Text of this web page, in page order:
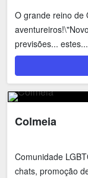
O grande reino de
previsões... estes...
Colmeia
Comunidade
chats, promoção